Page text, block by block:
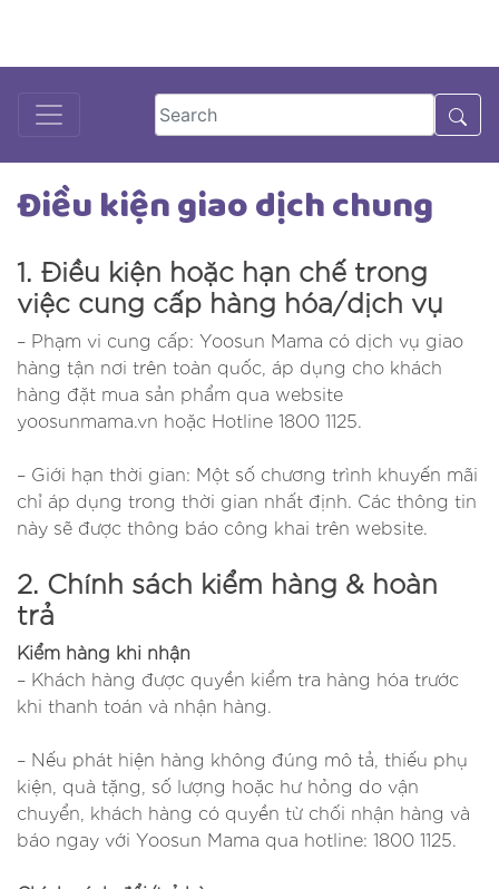
content
18001125
Điều kiện giao dịch chung
1. Điều kiện hoặc hạn chế trong
việc cung cấp hàng hóa/dịch vụ
– Phạm vi cung cấp: Yoosun Mama có dịch vụ giao
hàng tận nơi trên toàn quốc, áp dụng cho khách
hàng đặt mua sản phẩm qua website
yoosunmama.vn hoặc Hotline 1800 1125.
– Giới hạn thời gian: Một số chương trình khuyến mãi
chỉ áp dụng trong thời gian nhất định. Các thông tin
này sẽ được thông báo công khai trên website.
2. Chính sách kiểm hàng & hoàn
trả
Kiểm hàng khi nhận
– Khách hàng được quyền kiểm tra hàng hóa trước
khi thanh toán và nhận hàng.
– Nếu phát hiện hàng không đúng mô tả, thiếu phụ
kiện, quà tặng, số lượng hoặc hư hỏng do vận
chuyển, khách hàng có quyền từ chối nhận hàng và
báo ngay với Yoosun Mama qua hotline: 1800 1125.